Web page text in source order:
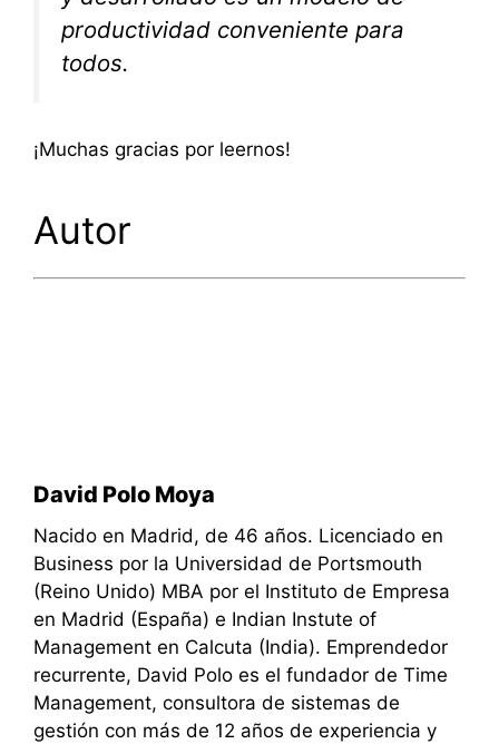
productividad conveniente para
todos.
¡Muchas gracias por leernos!
Autor
David Polo Moya
Nacido en Madrid, de 46 años. Licenciado en
Business por la Universidad de Portsmouth
(Reino Unido) MBA por el Instituto de Empresa
en Madrid (España) e Indian Instute of
Management en Calcuta (India). Emprendedor
recurrente, David Polo es el fundador de Time
Management, consultora de sistemas de
gestión con más de 12 años de experiencia y